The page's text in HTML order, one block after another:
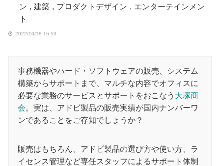
ン , 建築 , プロダクトデザイン , エンターテインメン
ト
2022/10/18 16:53
事務機器やハード・ソフトウェアの販売、システム
構築からサポートまで、マルチな内容でオフィスに
必要な業務のサービスとサポートをおこなう 大塚商
会。実は、アドビ製品の販売実績が国内ナンバーワ
ンであることをご存知でしょうか？
販売はもちろん、アドビ製品の選び方や使い方、ラ
イセンス管理など専任スタッフによるサポート体制